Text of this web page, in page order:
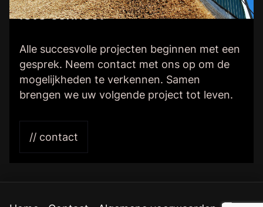
let’s connect
Alle succesvolle projecten beginnen met een
gesprek. Neem contact met ons op om de
mogelijkheden te verkennen. Samen
brengen we uw volgende project tot leven.
// contact